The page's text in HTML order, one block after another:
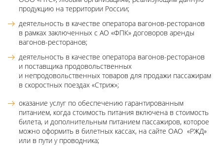
продукцию на территории России;
деятельность в качестве оператора вагонов-ресторанов
в рамках заключенных с АО «ФПК» договоров аренды
вагонов-ресторанов;
деятельность в качестве оператора вагонов-ресторанов
и поставщика продовольственных
и непродовольственных товаров для продажи пассажирам
в скоростных поездах «Стриж»;
оказание услуг по обеспечению гарантированным
питанием, когда стоимость питания включена в стоимость
билета, и дополнительным питанием пассажиров, которое
можно оформить в билетных кассах, на сайте ОАО «РЖД»
или в пути у проводника;